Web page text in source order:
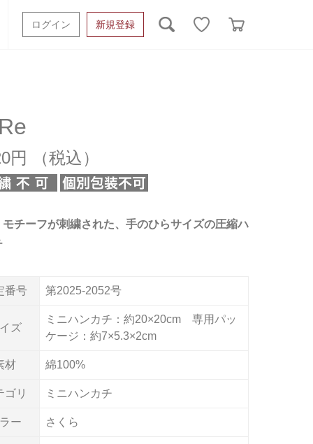
ログイン 新規登録
モチーフが刺繍された、手のひらサイズの圧縮ハ
円
番号 第2025-2052号
ズ
ミニハンカチ：約20×20cm 専用パッ
ケージ：約7×5.3×2cm
材 綿100%
ゴリ ミニハンカチ
ー さくら